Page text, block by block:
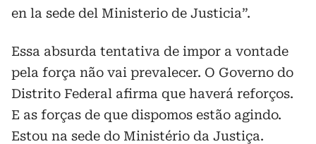
en la sede del Ministerio de Justicia”.
Essa absurda tentativa de impor a vontade
pela força não vai prevalecer. O Governo do
Distrito Federal afirma que haverá reforços.
E as forças de que dispomos estão agindo.
Estou na sede do Ministério da Justiça.